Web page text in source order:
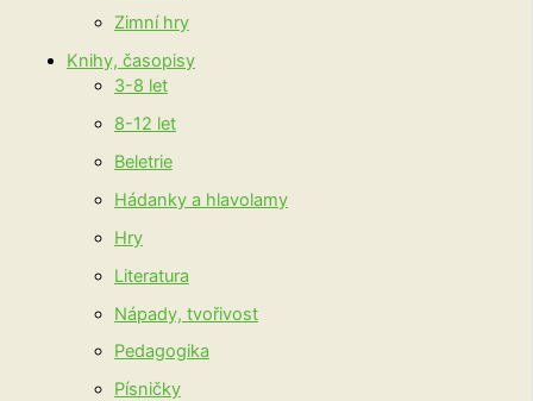
Zimní hry
Knihy, časopisy
3-8 let
8-12 let
Beletrie
Hádanky a hlavolamy
Hry
Literatura
Nápady, tvořivost
Pedagogika
Písničky